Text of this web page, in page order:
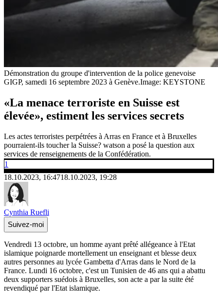
Démonstration du groupe d'intervention de la police genevoise
GIGP, samedi 16 septembre 2023 à Genève.Image: KEYSTONE
«La menace terroriste en Suisse est
élevée», estiment les services secrets
Les actes terroristes perpétrées à Arras en France et à Bruxelles
pourraient-ils toucher la Suisse? watson a posé la question aux
services de renseignements de la Confédération.
1
18.10.2023, 16:4718.10.2023, 19:28
Cynthia Ruefli
Suivez-moi
Vendredi 13 octobre, un homme ayant prêté allégeance à l'Etat
islamique poignarde mortellement un enseignant et blesse deux
autres personnes au lycée Gambetta d'Arras dans le Nord de la
France. Lundi 16 octobre, c'est un Tunisien de 46 ans qui a abattu
deux supporters suédois à Bruxelles, son acte a par la suite été
revendiqué par l'Etat islamique.